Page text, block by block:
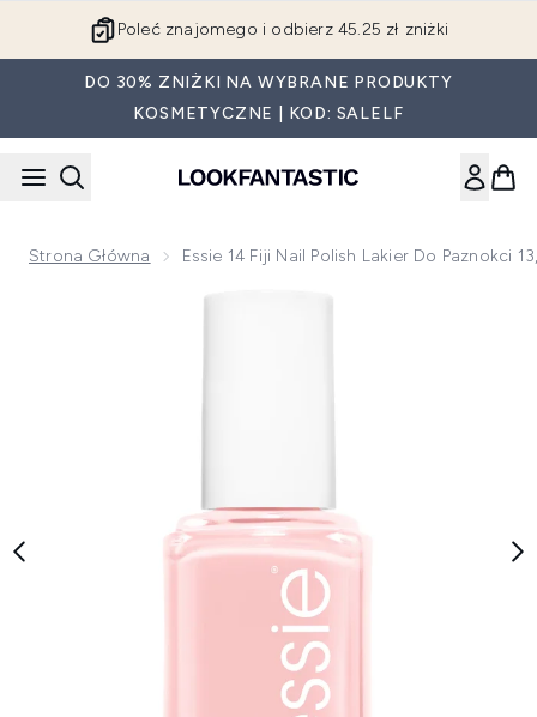
Poleć znajomego i odbierz 45.25 zł zniżki
DO 30% ZNIŻKI NA WYBRANE PRODUKTY
KOSMETYCZNE | KOD: SALELF
Strona Główna Essie 14 Fiji Nail Polish Lakier Do Paznokci
Now showing image 1 essie 14 Fiji Nail Polish lakier do